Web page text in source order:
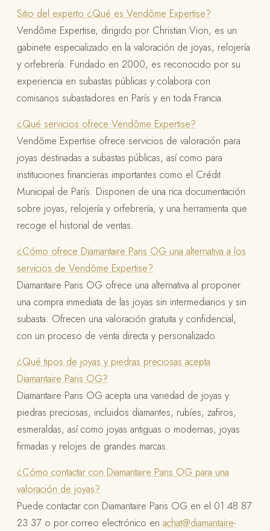
Sitio del experto ¿Qué es Vendôme Expertise?
Vendôme Expertise, dirigido por Christian Vion, es un
gabinete especializado en la valoración de joyas, relojería
y orfebrería. Fundado en 2000, es reconocido por su
experiencia en subastas públicas y colabora con
comisarios subastadores en París y en toda Francia.
¿Qué servicios ofrece Vendôme Expertise?
Vendôme Expertise ofrece servicios de valoración para
joyas destinadas a subastas públicas, así como para
instituciones financieras importantes como el Crédit
Municipal de París. Disponen de una rica documentación
sobre joyas, relojería y orfebrería, y una herramienta que
recoge el historial de ventas.
¿Cómo ofrece Diamantaire Paris OG una alternativa a los
servicios de Vendôme Expertise?
Diamantaire Paris OG ofrece una alternativa al proponer
una compra inmediata de las joyas sin intermediarios y sin
subasta. Ofrecen una valoración gratuita y confidencial,
con un proceso de venta directa y personalizado.
¿Qué tipos de joyas y piedras preciosas acepta
Diamantaire Paris OG?
Diamantaire Paris OG acepta una variedad de joyas y
piedras preciosas, incluidos diamantes, rubíes, zafiros,
esmeraldas, así como joyas antiguas o modernas, joyas
firmadas y relojes de grandes marcas.
¿Cómo contactar con Diamantaire Paris OG para una
valoración de joyas?
Puede contactar con Diamantaire Paris OG en el 01 48 87
23 37 o por correo electrónico en achat@diamantaire-